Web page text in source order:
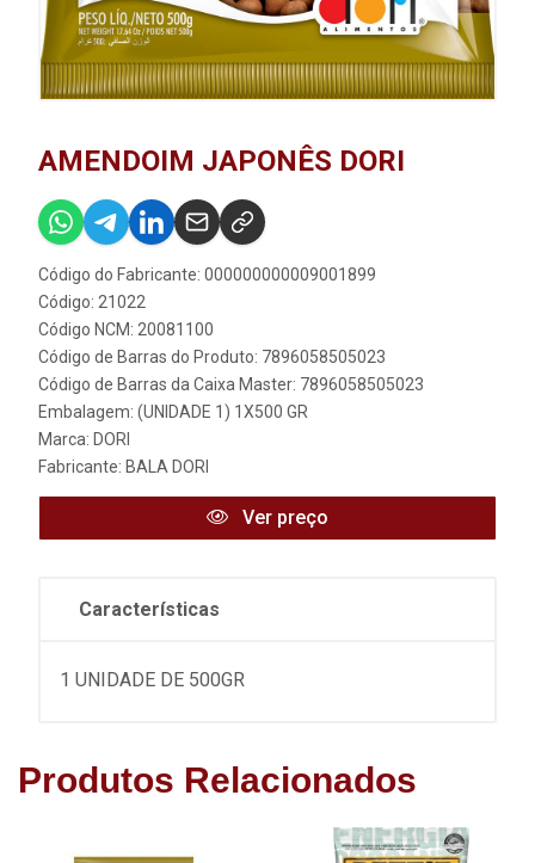
AMENDOIM JAPONÊS DORI
Código do Fabricante: 000000000009001899
Código: 21022
Código NCM: 20081100
Código de Barras do Produto: 7896058505023
Código de Barras da Caixa Master: 7896058505023
Embalagem: (UNIDADE 1) 1X500 GR
Marca: DORI
Fabricante: BALA DORI
Ver preço
Características
1 UNIDADE DE 500GR
Produtos Relacionados